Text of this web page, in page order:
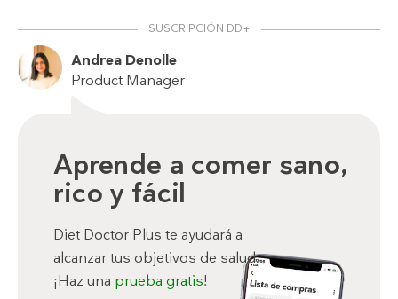
SUSCRIPCIÓN DD+
Andrea Denolle
Product Manager
Aprende a comer sano,
rico y fácil
Diet Doctor Plus te ayudará a
alcanzar tus objetivos de salud.
¡Haz una prueba gratis!